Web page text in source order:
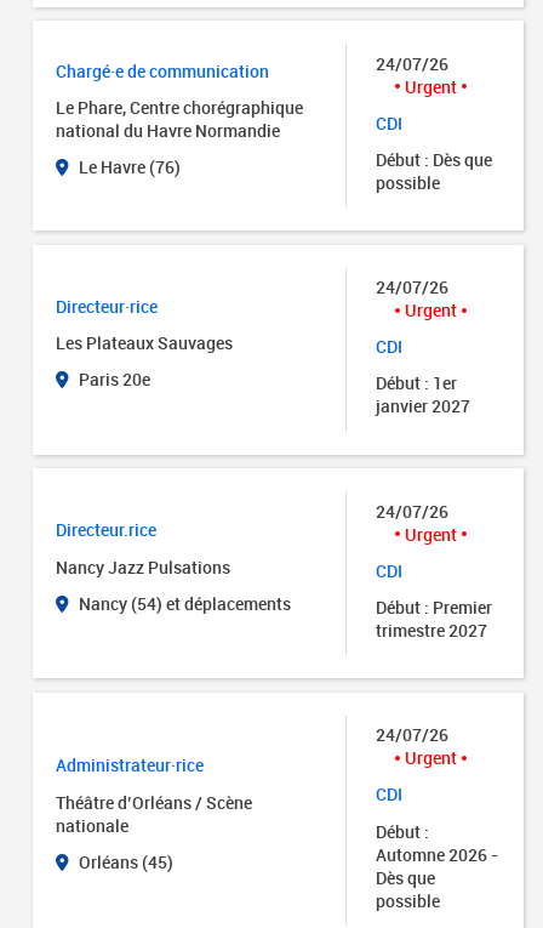
Chargé·e de communication
Le Phare, Centre chorégraphique
national du Havre Normandie
Le Havre (76)
24/07/26
Urgent
CDI
Début : Dès que
possible
Directeur·rice
Les Plateaux Sauvages
Paris 20e
24/07/26
Urgent
CDI
Début : 1er
janvier 2027
Directeur.rice
Nancy Jazz Pulsations
Nancy (54) et déplacements
24/07/26
Urgent
CDI
Début : Premier
trimestre 2027
Administrateur·rice
Théâtre d’Orléans / Scène
nationale
Orléans (45)
24/07/26
Urgent
CDI
Début :
Automne 2026 -
Dès que
possible